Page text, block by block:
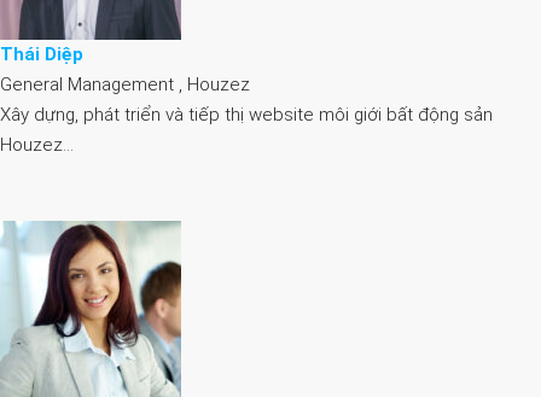
Thái Diệp
General Management , Houzez
Xây dựng, phát triển và tiếp thị website môi giới bất động sản
Houzez…